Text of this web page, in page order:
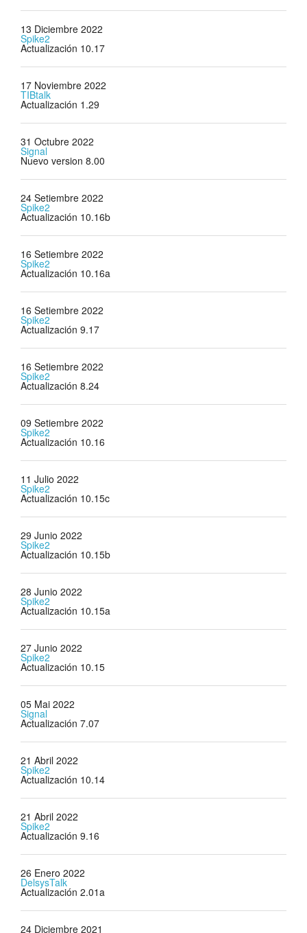
13 Diciembre 2022
Spike2
Actualización 10.17
17 Noviembre 2022
TIBtalk
Actualización 1.29
31 Octubre 2022
Signal
Nuevo version 8.00
24 Setiembre 2022
Spike2
Actualización 10.16b
16 Setiembre 2022
Spike2
Actualización 10.16a
16 Setiembre 2022
Spike2
Actualización 9.17
16 Setiembre 2022
Spike2
Actualización 8.24
09 Setiembre 2022
Spike2
Actualización 10.16
11 Julio 2022
Spike2
Actualización 10.15c
29 Junio 2022
Spike2
Actualización 10.15b
28 Junio 2022
Spike2
Actualización 10.15a
27 Junio 2022
Spike2
Actualización 10.15
05 Mai 2022
Signal
Actualización 7.07
21 Abril 2022
Spike2
Actualización 10.14
21 Abril 2022
Spike2
Actualización 9.16
26 Enero 2022
DelsysTalk
Actualización 2.01a
24 Diciembre 2021